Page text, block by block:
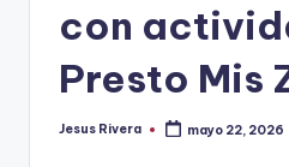
con
Presto Mis
Publicado
Jesus Rivera mayo 22, 2026